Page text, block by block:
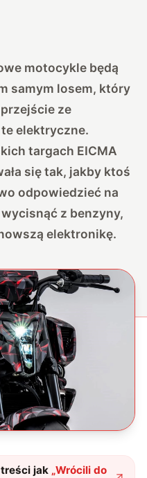
motocykle będą
samym losem, który
ze
elektryczne.
targach EICMA
się tak, jakby ktoś
odpowiedzieć na
z benzyny,
elektronikę.
jak „Wrócili do